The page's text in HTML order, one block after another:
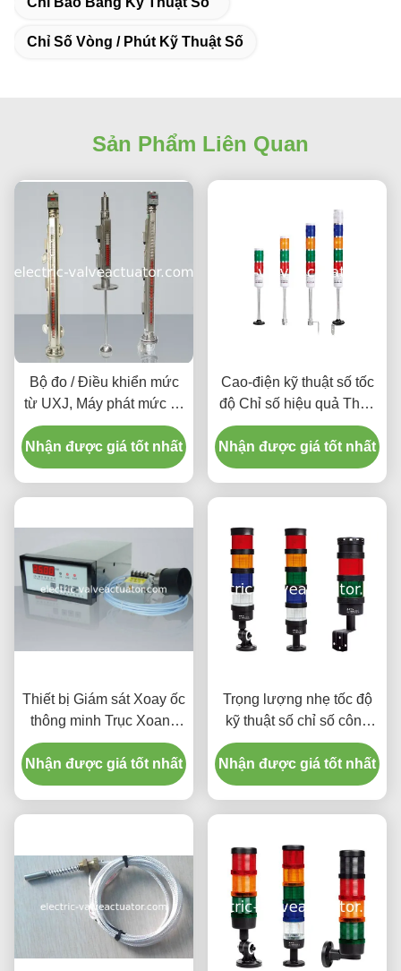
Chỉ Số Vòng / Phút Kỹ Thuật Số
Sản Phẩm Liên Quan
Bộ đo / Điều khiển mức
từ UXJ, Máy phát mức từ
UXJC
Nhận được giá tốt nhất
Cao-điện kỹ thuật số tốc
độ Chỉ số hiệu quả Tháp
Lights Cảnh báo
Nhận được giá tốt nhất
Thiết bị Giám sát Xoay ốc
thông minh Trục Xoang
Xoay trục của Máy phát
điện thủy lực Vận hành
Nhận được giá tốt nhất
Trọng lượng nhẹ tốc độ
kỹ thuật số chỉ số công
suất cao Warning Buzzer
đèn
Nhận được giá tốt nhất